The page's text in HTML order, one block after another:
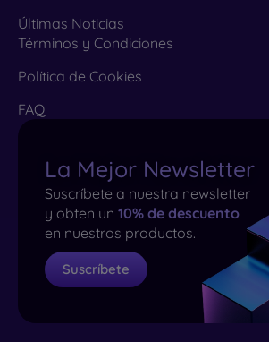
Últimas Noticias
Términos y Condiciones
Política de Cookies
FAQ
La Mejor Newsletter
Suscríbete a nuestra newsletter
y obten un 10% de descuento
en nuestros productos.
Suscríbete